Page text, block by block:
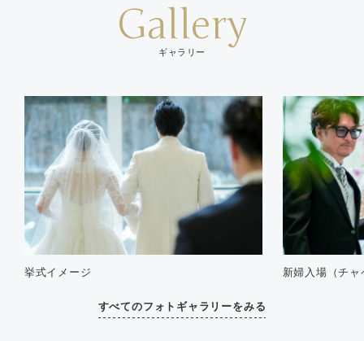
Gallery
ギャラリー
挙式イメージ 新婦入場（チャ
すべてのフォトギャラリーをみる